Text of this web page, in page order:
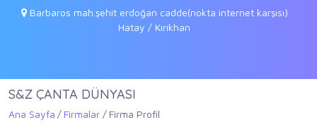
Barbaros mah.şehit erdoğan cadde(nokta internet karşısı)
Hatay / Kırıkhan
S&Z ÇANTA DÜNYASI
Ana Sayfa Firmalar Firma Profil